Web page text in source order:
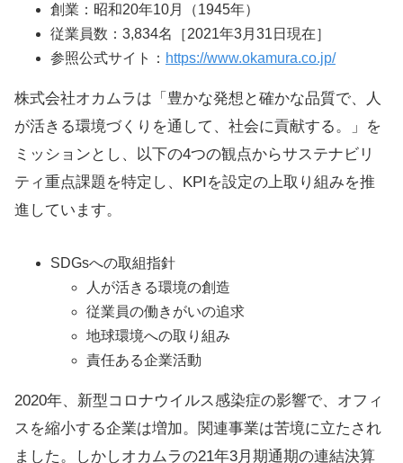
創業：昭和20年10月（1945年）
従業員数：3,834名［2021年3月31日現在］
参照公式サイト： https://www.okamura.co.jp/
株式会社オカムラは「豊かな発想と確かな品質で、人
が活きる環境づくりを通して、社会に貢献する。」を
ミッションとし、以下の4つの観点からサステナビリ
ティ重点課題を特定し、KPIを設定の上取り組みを推
進しています。
SDGsへの取組指針
人が活きる環境の創造
従業員の働きがいの追求
地球環境への取り組み
責任ある企業活動
2020年、新型コロナウイルス感染症の影響で、オフィ
スを縮小する企業は増加。関連事業は苦境に立たされ
ました。しかしオカムラの21年3月期通期の連結決算